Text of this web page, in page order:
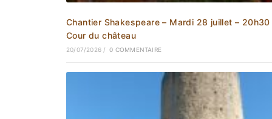
Chantier Shakespeare – Mardi 28 juillet – 20h30
Cour du château
20/07/2026 / 0 COMMENTAIRE